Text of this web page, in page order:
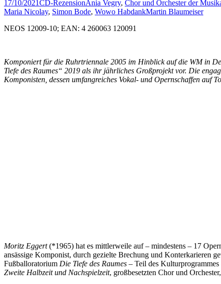
17/10/2021CD-RezensionAnia Vegry, Chor und Orchester der
Maria Nicolay, Simon Bode, Wowo HabdankMartin Blaumeiser
NEOS 12009-10; EAN: 4 260063 120091
Komponiert für die Ruhrtriennale 2005 im Hinblick auf die WM in
Tiefe des Raumes“ 2019 als ihr jährliches Großprojekt vor. Die
Komponisten, dessen umfangreiches Vokal- und Opernschaffen
Moritz Eggert(*1965) hat es mittlerweile auf – mindestens – 17
ansässige Komponist, durch gezielte Brechung und Konterkarieren
Fußballoratorium Die Tiefe des Raumes – Teil des
Zweite Halbzeit und Nachspielzeit, großbesetzten Chor und